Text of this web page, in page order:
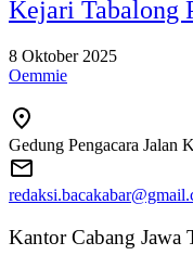
Kejari Tabalong
8 Oktober 2025
Oemmie
Gedung Pengacara Jalan
Kantor Cabang Jawa